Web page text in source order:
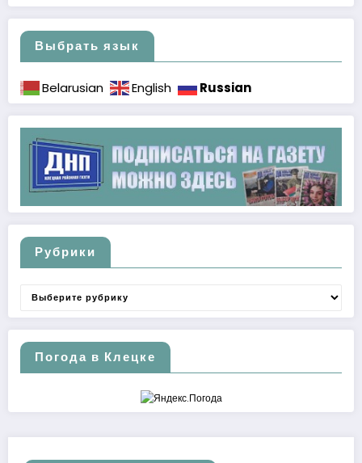
Выбрать язык
Belarusian English Russian
Рубрики
Рубрики
Погода в Клецке